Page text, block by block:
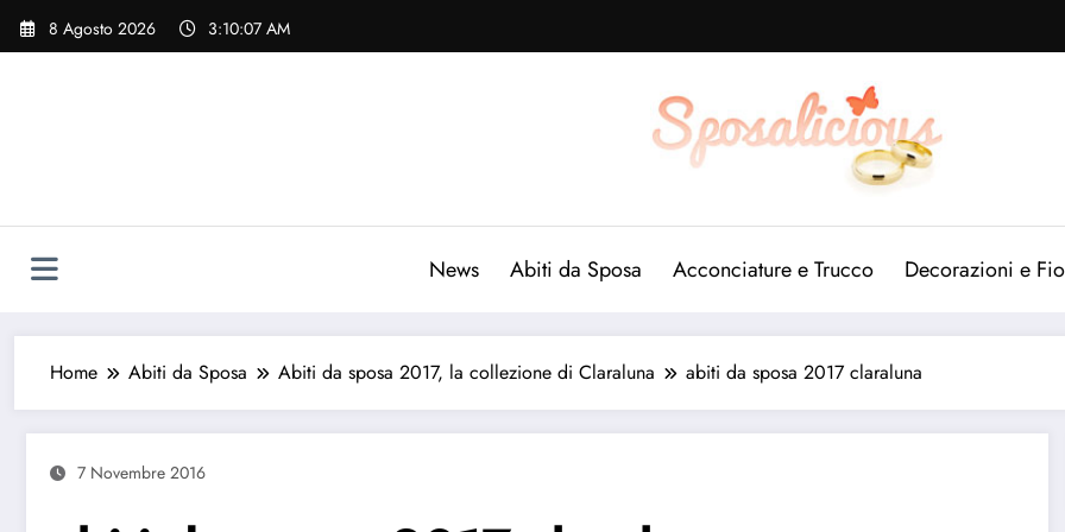
Vai
8 Agosto 2026 3:10:08 AM
News Abiti da Sposa Acconciature e Trucco Decorazioni e
Home Abiti da Sposa Abiti da sposa 2017, la collezione di Claraluna abiti da sposa 2017 claraluna
7 Novembre 2016